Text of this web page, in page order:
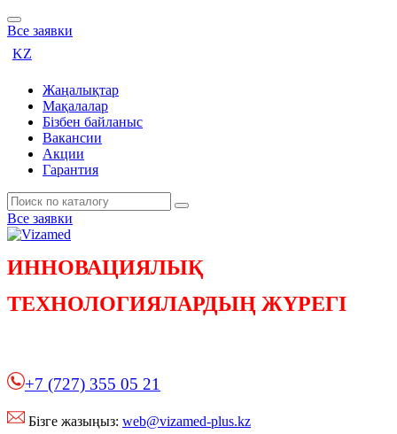
Все заявки
KZ
Жаңалықтар
Мақалалар
Бізбен байланыс
Вакансии
Акции
Гарантия
Все заявки
ИННОВАЦИЯЛЫҚ
ТЕХНОЛОГИЯЛАРДЫҢ ЖҮРЕГІ
+7 (727) 355 05 21
Бізге жазыңыз: web@vizamed-plus.kz